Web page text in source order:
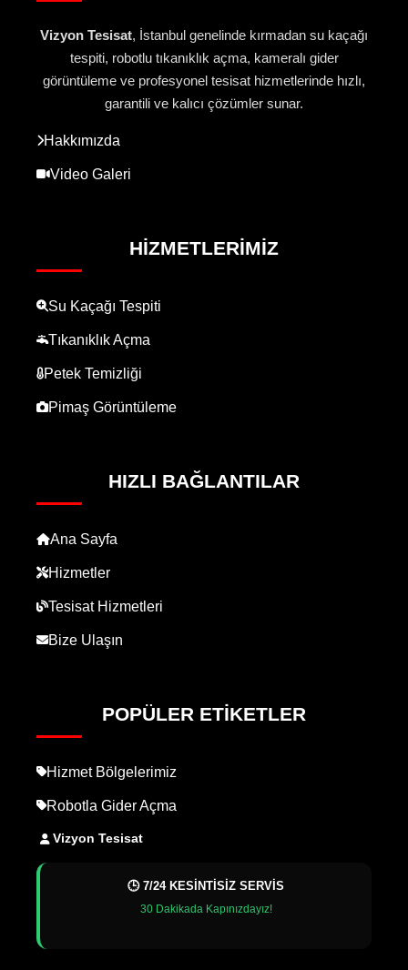
Vizyon Tesisat, İstanbul genelinde kırmadan su kaçağı
tespiti, robotlu tıkanıklık açma, kameralı gider
görüntüleme ve profesyonel tesisat hizmetlerinde hızlı,
garantili ve kalıcı çözümler sunar.
Hakkımızda
Video Galeri
HIZMETLERIMIZ
Su Kaçağı Tespiti
Tıkanıklık Açma
Petek Temizliği
Pimaş Görüntüleme
HIZLI BAĞLANTILAR
Ana Sayfa
Hizmetler
Tesisat Hizmetleri
Bize Ulaşın
POPÜLER ETIKETLER
Hizmet Bölgelerimiz
Robotla Gider Açma
Vizyon Tesisat
🕒 7/24 KESİNTİSİZ SERVİS
30 Dakikada Kapınızdayız!